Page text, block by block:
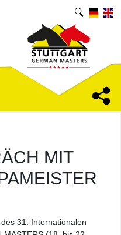
MIT
31. Internationalen